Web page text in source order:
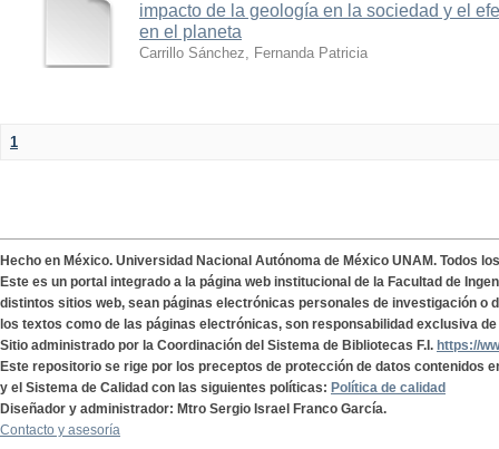
impacto de la geología en la sociedad y el
en el planeta
Carrillo Sánchez, Fernanda Patricia
1
Hecho en México. Universidad Nacional Autónoma de México UNAM. Todos
Este es un portal integrado a la página web institucional de la Facultad de
distintos sitios web, sean páginas electrónicas personales de investigación o
los textos como de las páginas electrónicas, son responsabilidad exclusiva
Sitio administrado por la Coordinación del Sistema de Bibliotecas F.I. https://
Este repositorio se rige por los preceptos de protección de datos contenidos
y el Sistema de Calidad con las siguientes políticas: Política de calidad
Diseñador y administrador: Mtro Sergio Israel Franco García.
Contacto y asesoría